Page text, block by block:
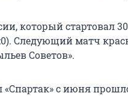
который стартовал
Следующий матч
Советов».
с июня